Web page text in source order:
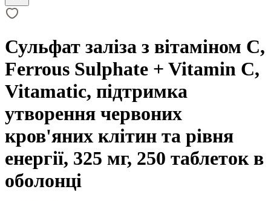
Сульфат заліза з вітаміном С,
Ferrous Sulphate + Vitamin C,
Vitamatic, підтримка
утворення червоних
кров'яних клітин та рівня
енергії, 325 мг, 250 таблеток в
оболонці